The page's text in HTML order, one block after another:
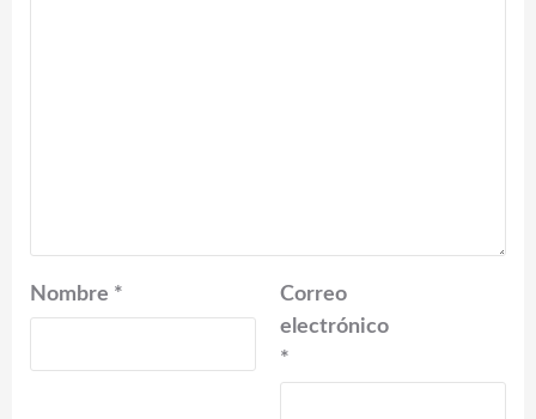
Nombre *
Correo
electrónico
*